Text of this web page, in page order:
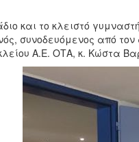
και το κλειστό
συνοδευόμενος από τον
Α.Ε. ΟΤΑ, κ. Κώστα